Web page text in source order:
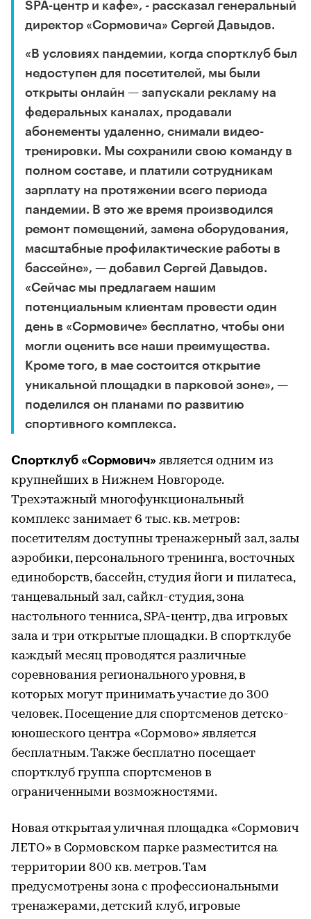
SPA-центр и кафе», - рассказал генеральный
директор «Сормовича» Сергей Давыдов.
«В условиях пандемии, когда спортклуб был
недоступен для посетителей, мы были
открыты онлайн — запускали рекламу на
федеральных каналах, продавали
абонементы удаленно, снимали видео-
тренировки. Мы сохранили свою команду в
полном составе, и платили сотрудникам
зарплату на протяжении всего периода
пандемии. В это же время производился
ремонт помещений, замена оборудования,
масштабные профилактические работы в
бассейне», — добавил Сергей Давыдов.
«Сейчас мы предлагаем нашим
потенциальным клиентам провести один
день в «Сормовиче» бесплатно, чтобы они
могли оценить все наши преимущества.
Кроме того, в мае состоится открытие
уникальной площадки в парковой зоне», —
поделился он планами по развитию
спортивного комплекса.
Спортклуб «Сормович» является одним из
крупнейших в Нижнем Новгороде.
Трехэтажный многофункциональный
комплекс занимает 6 тыс. кв. метров:
посетителям доступны тренажерный зал, залы
аэробики, персонального тренинга, восточных
единоборств, бассейн, студия йоги и пилатеса,
танцевальный зал, сайкл-студия, зона
настольного тенниса, SPA-центр, два игровых
зала и три открытые площадки. В спортклубе
каждый месяц проводятся различные
соревнования регионального уровня, в
которых могут принимать участие до 300
человек. Посещение для спортсменов детско-
юношеского центра «Сормово» является
бесплатным. Также бесплатно посещает
спортклуб группа спортсменов в
ограниченными возможностями.
Новая открытая уличная площадка «Сормович
ЛЕТО» в Сормовском парке разместится на
территории 800 кв. метров. Там
предусмотрены зона с профессиональными
тренажерами, детский клуб, игровые